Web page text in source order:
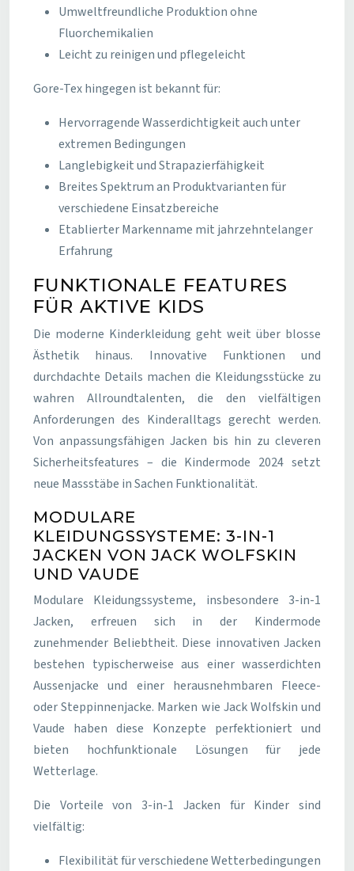
Umweltfreundliche Produktion ohne
Fluorchemikalien
Leicht zu reinigen und pflegeleicht
Gore-Tex hingegen ist bekannt für:
Hervorragende Wasserdichtigkeit auch unter
extremen Bedingungen
Langlebigkeit und Strapazierfähigkeit
Breites Spektrum an Produktvarianten für
verschiedene Einsatzbereiche
Etablierter Markenname mit jahrzehntelanger
Erfahrung
FUNKTIONALE FEATURES
FÜR AKTIVE KIDS
Die moderne Kinderkleidung geht weit über blosse
Ästhetik hinaus. Innovative Funktionen und
durchdachte Details machen die Kleidungsstücke zu
wahren Allroundtalenten, die den vielfältigen
Anforderungen des Kinderalltags gerecht werden.
Von anpassungsfähigen Jacken bis hin zu cleveren
Sicherheitsfeatures – die Kindermode 2024 setzt
neue Massstäbe in Sachen Funktionalität.
MODULARE
KLEIDUNGSSYSTEME: 3-IN-1
JACKEN VON JACK WOLFSKIN
UND VAUDE
Modulare Kleidungssysteme, insbesondere 3-in-1
Jacken, erfreuen sich in der Kindermode
zunehmender Beliebtheit. Diese innovativen Jacken
bestehen typischerweise aus einer wasserdichten
Aussenjacke und einer herausnehmbaren Fleece-
oder Steppinnenjacke. Marken wie Jack Wolfskin und
Vaude haben diese Konzepte perfektioniert und
bieten hochfunktionale Lösungen für jede
Wetterlage.
Die Vorteile von 3-in-1 Jacken für Kinder sind
vielfältig:
Flexibilität für verschiedene Wetterbedingungen